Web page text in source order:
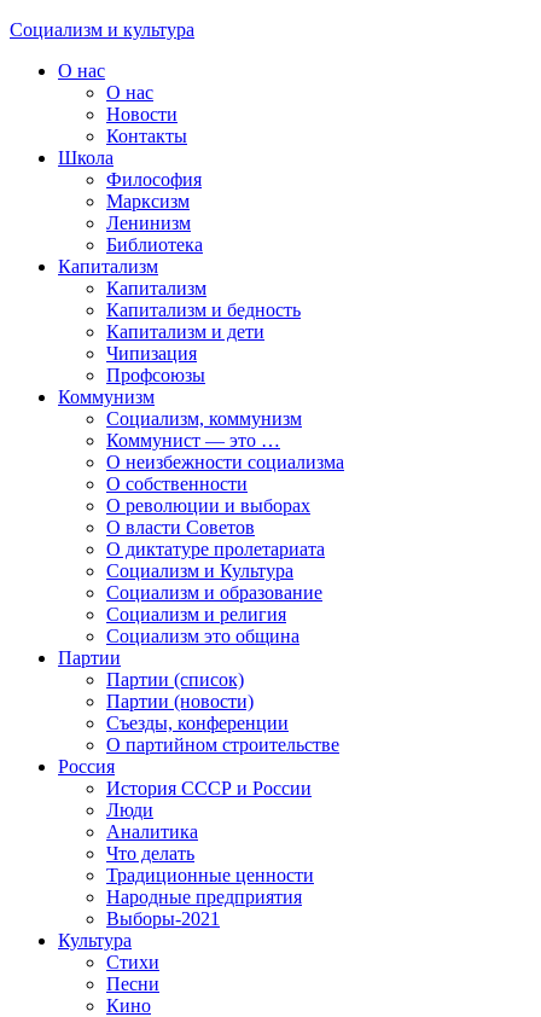
Социализм и культура
О нас
О нас
Новости
Контакты
Школа
Философия
Марксизм
Ленинизм
Библиотека
Капитализм
Капитализм
Капитализм и бедность
Капитализм и дети
Чипизация
Профсоюзы
Коммунизм
Социализм, коммунизм
Коммунист — это …
О неизбежности социализма
О собственности
О революции и выборах
О власти Советов
О диктатуре пролетариата
Социализм и Культура
Социализм и образование
Социализм и религия
Социализм это община
Партии
Партии (список)
Партии (новости)
Съезды, конференции
О партийном строительстве
Россия
История СССР и России
Люди
Аналитика
Что делать
Традиционные ценности
Народные предприятия
Выборы-2021
Культура
Стихи
Песни
Кино